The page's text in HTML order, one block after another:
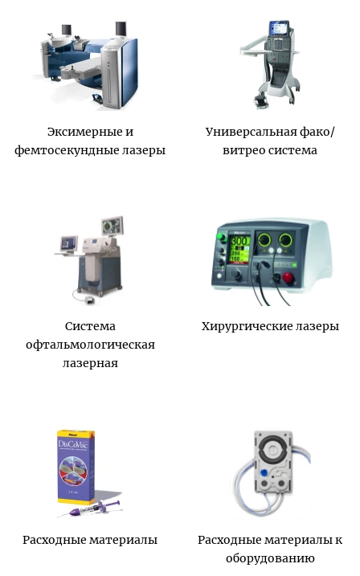
Эксимерные и
фемтосекундные лазеры
Универсальная фако/
витрео система
Система
офтальмологическая
лазерная
Хирургические лазеры
Расходные материалы
Расходные материалы к
оборудованию